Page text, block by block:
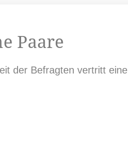
Paare
der Befragten vertritt